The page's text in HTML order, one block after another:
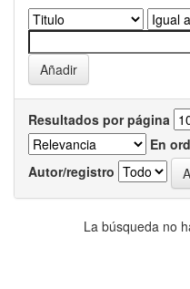
Resultados por página
En
Autor/registro
La búsqueda no